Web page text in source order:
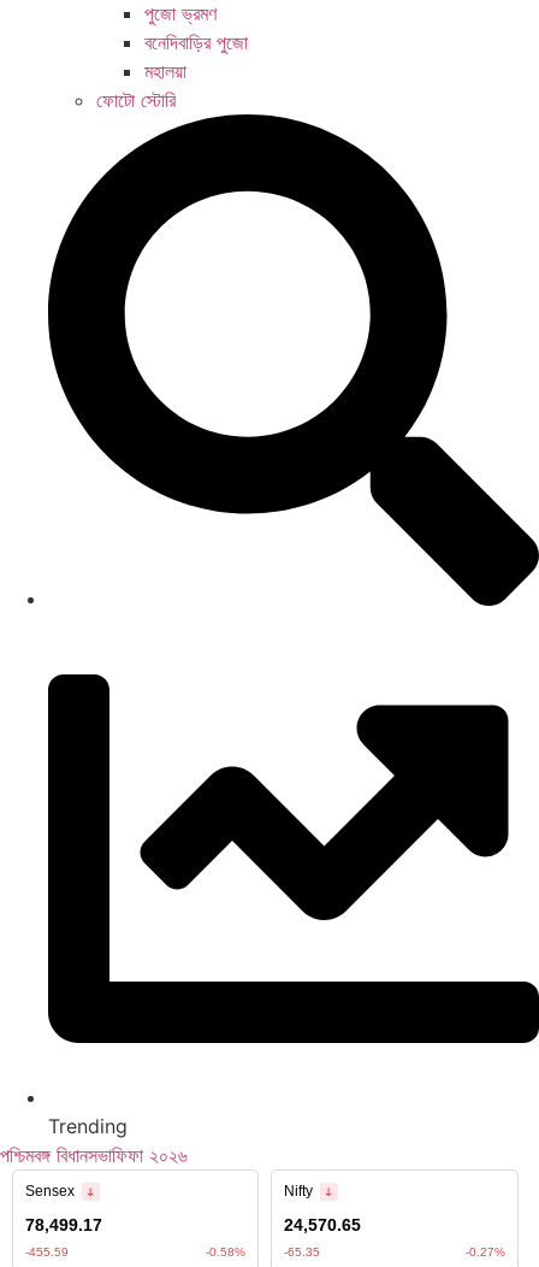
পুজো ভ্রমণ
বনেদিবাড়ির পুজো
মহালয়া
ফোটো স্টোরি
Trending
পশ্চিমবঙ্গ বিধানসভাফিফা ২০২৬